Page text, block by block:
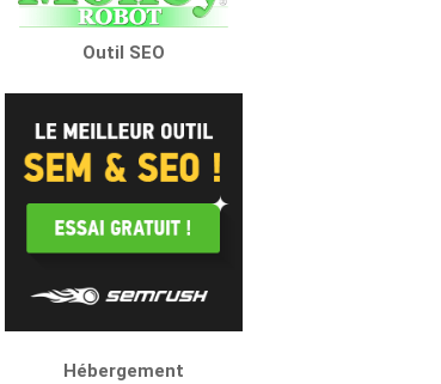
Outil SEO
Hébergement